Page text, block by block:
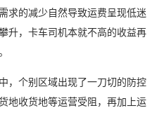
求的减少自然导致运费呈现低迷
升，卡车司机本就不高的收益再
，个别区域出现了一刀切的防控
地收货地等运营受阻，再加上运